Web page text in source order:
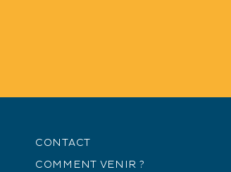
−
CONTACT
COMMENT VENIR ?